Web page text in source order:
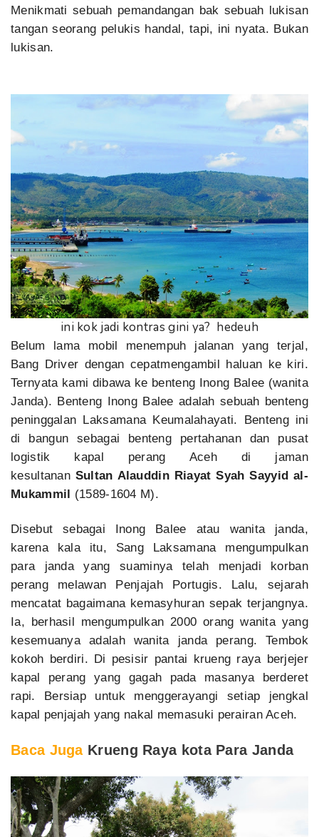
Menikmati sebuah pemandangan bak sebuah lukisan
tangan seorang pelukis handal, tapi, ini nyata. Bukan
lukisan.
ini kok jadi kontras gini ya? hedeuh
Belum lama mobil menempuh jalanan yang terjal,
Bang Driver dengan cepatmengambil haluan ke kiri.
Ternyata kami dibawa ke benteng Inong Balee (wanita
Janda). Benteng Inong Balee adalah sebuah benteng
peninggalan Laksamana Keumalahayati. Benteng ini
di bangun sebagai benteng pertahanan dan pusat
logistik kapal perang Aceh di jaman
kesultanan Sultan Alauddin Riayat Syah Sayyid al-
Mukammil (1589-1604 M).
Disebut sebagai Inong Balee atau wanita janda,
karena kala itu, Sang Laksamana mengumpulkan
para janda yang suaminya telah menjadi korban
perang melawan Penjajah Portugis. Lalu, sejarah
mencatat bagaimana kemasyhuran sepak terjangnya.
Ia, berhasil mengumpulkan 2000 orang wanita yang
kesemuanya adalah wanita janda perang. Tembok
kokoh berdiri. Di pesisir pantai krueng raya berjejer
kapal perang yang gagah pada masanya berderet
rapi. Bersiap untuk menggerayangi setiap jengkal
kapal penjajah yang nakal memasuki perairan Aceh.
Baca Juga Krueng Raya kota Para Janda